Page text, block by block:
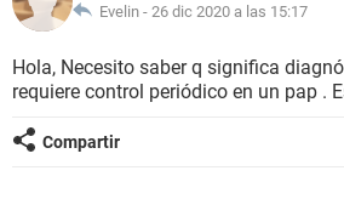
NUTRICIÓN
BIENESTAR
SEXUALIDAD
Evelin - 26 dic 2020 a las 15:17
Hola, Necesito saber q significa
requiere control periódico en un pap .
Compartir